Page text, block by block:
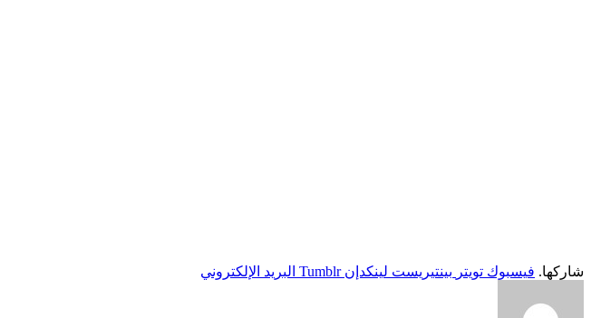
شاركها. فيسبوك تويتر بينتيريست لينكدإن Tumblr البريد الإلكتروني